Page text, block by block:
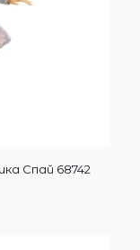
Спай 68742